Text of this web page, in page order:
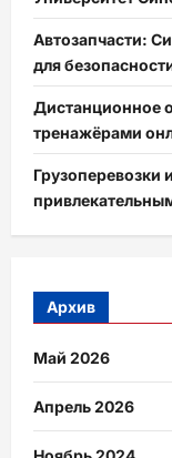
Автозапчасти:
для
Дистанционное
тренажёрами
Грузоперевозки
Архив
Май 2026
Апрель 2026